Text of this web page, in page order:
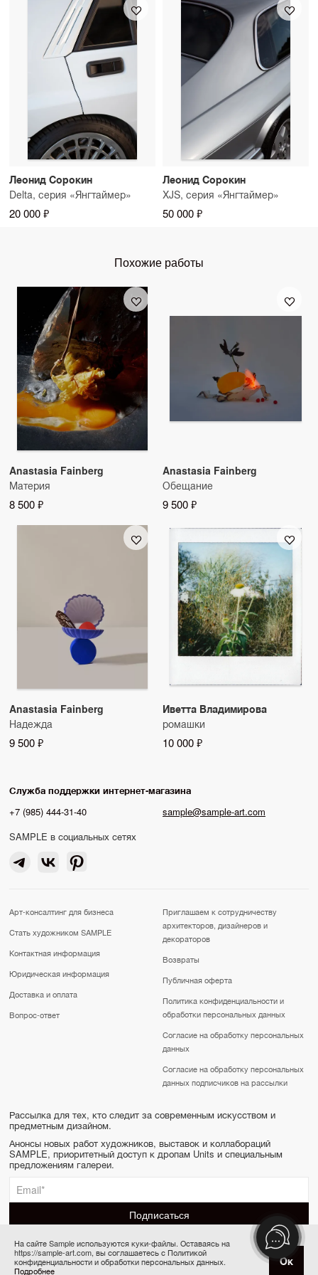
Купить за 60 000 ₽
Леонид Сорокин
Delta, серия «Янгтаймер»
20 000 ₽
Леонид Сорокин
XJS, серия «Янгтаймер»
50 000 ₽
Похожие работы
Anastasia Fainberg
Материя
8 500 ₽
Anastasia Fainberg
Обещание
9 500 ₽
Anastasia Fainberg
Надежда
9 500 ₽
Иветта Владимирова
ромашки
10 000 ₽
Служба поддержки интернет-магазина
+7 (985) 444-31-40
sample@sample-art.com
SAMPLE в социальных сетях
Арт-консалтинг для бизнеса
Стать художником SAMPLE
Контактная информация
Юридическая информация
Доставка и оплата
Вопрос-ответ
Приглашаем к сотрудничеству
архитекторов, дизайнеров и
декораторов
Возвраты
Публичная оферта
Политика конфиденциальности и
обработки персональных данных
Согласие на обработку персональных
данных
Согласие на обработку персональных
данных подписчиков на рассылки
Рассылка для тех, кто следит за современным искусством и
предметным дизайном.
Анонсы новых работ художников, выставок и коллабораций
SAMPLE, приоритетный доступ к дропам Units и специальным
предложениям галереи.
SAMPLE | Online gallery & Auction © 2022-2026
Сделано в Апривер
На сайте Sample используются куки-файлы. Оставаясь на
https://sample-art.com, вы соглашаетесь с Политикой
конфиденциальности и обработки персональных данных.
Подробнее
Ок